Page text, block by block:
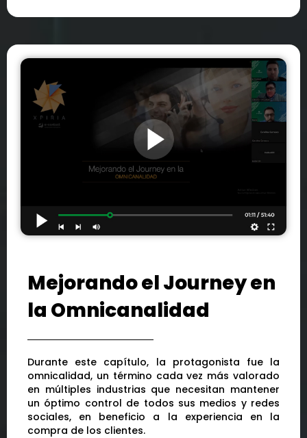
Mejorando el Journey en
la Omnicanalidad
Durante este capítulo, la protagonista fue la
omnicalidad, un término cada vez más valorado
en múltiples industrias que necesitan mantener
un óptimo control de todos sus medios y redes
sociales, en beneficio a la experiencia en la
compra de los clientes.